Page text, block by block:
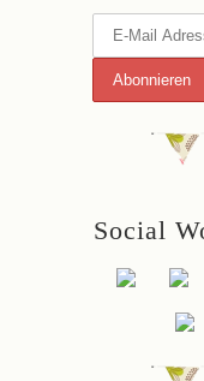
Social